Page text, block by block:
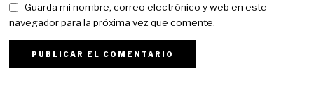
Guarda mi nombre, correo electrónico y web en este
navegador para la próxima vez que comente.